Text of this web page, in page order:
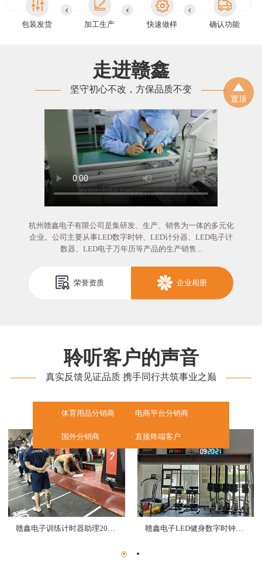
确认功能
快速做样
加工生产
包装发货
走进赣鑫
坚守初心不改，方保品质不变
杭州赣鑫电子有限公司是集研发、生产、销售为一体的多元化
企业。公司主要从事LED数字时钟、LED计分器、LED电子计
数器、LED电子万年历等产品的生产销售...
荣誉资质 企业相册
聆听客户的声音
真实反馈见证品质 携手同行共筑事业之巅
体育用品分销商 电商平台分销商
国外分销商 直接终端客户
赣鑫电子LED健身数字时钟带来准确的计时体验
置顶